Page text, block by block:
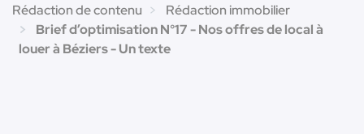
Rédaction de contenu
Rédaction immobilier
Brief d’optimisation N°17 - Nos offres de local à
louer à Béziers - Un texte